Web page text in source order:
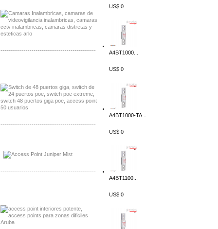
-------------------------------------------------
-------------------------------------------------
-------------------------------------------------
US$ 0
A4BT1000...
US$ 0
A4BT1000-TA...
US$ 0
A4BT1100...
US$ 0